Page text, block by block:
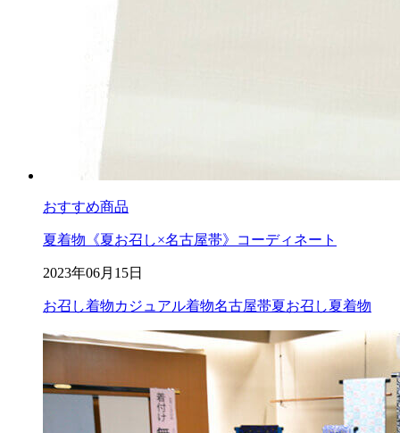
おすすめ商品
夏着物《夏お召し×名古屋帯》コーディネート
2023年06月15日
お召し着物カジュアル着物名古屋帯夏お召し夏着物